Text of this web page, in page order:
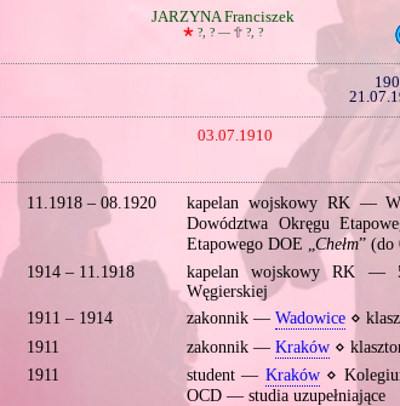
JARZYNA Franciszek
🞲?, ? — 🕆?, ?
03.07.1910
11.1918 – 08.1920 kapelan wojskowy RK —
Dowództwa Okręgu
Etapowego DOE „ Chełm” (do
1914 – 11.1918
kapelan wojskowy RK —
Węgierskiej
1911 – 1914
zakonnik — Wadowice⋄
1911
zakonnik — Kraków⋄
1911
student — Kraków⋄
OCD — studia uzupełniające